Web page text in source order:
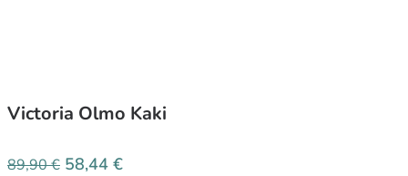
Victoria Olmo Kaki
89,90€ 58,44 €